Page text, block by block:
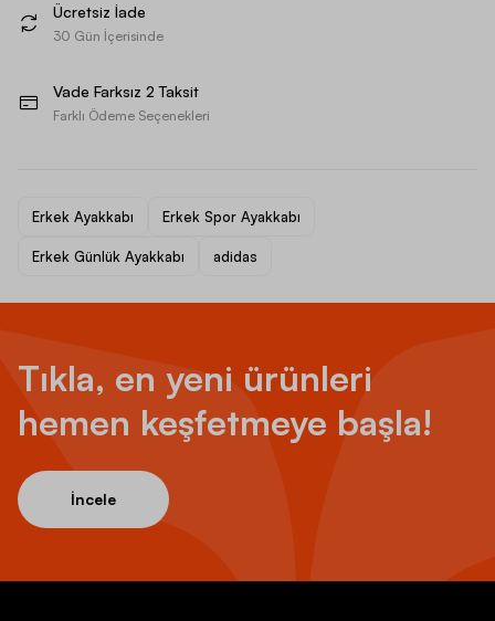
Ücretsiz İade
30 Gün İçerisinde
Vade Farksız 2 Taksit
Farklı Ödeme Seçenekleri
Erkek Ayakkabı Erkek Spor Ayakkabı
Erkek Günlük Ayakkabı adidas
Tıkla, en yeni ürünleri
hemen keşfetmeye başla!
İncele